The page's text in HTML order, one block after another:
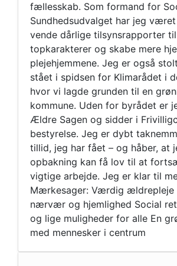
fællesskab. Som formand for
Sundhedsudvalget har jeg
vende dårlige tilsynsrapporter til
topkarakterer og skabe mere
plejehjemmene. Jeg er også
stået i spidsen for Klimarådet i
hvor vi lagde grunden til en
kommune. Uden for byrådet er
Ældre Sagen og sidder i
bestyrelse. Jeg er dybt
tillid, jeg har fået – og håber, at
opbakning kan få lov til at
vigtige arbejde. Jeg er klar til
Mærkesager: Værdig ældrepleje
nærvær og hjemlighed Social
og lige muligheder for alle En
med mennesker i centrum